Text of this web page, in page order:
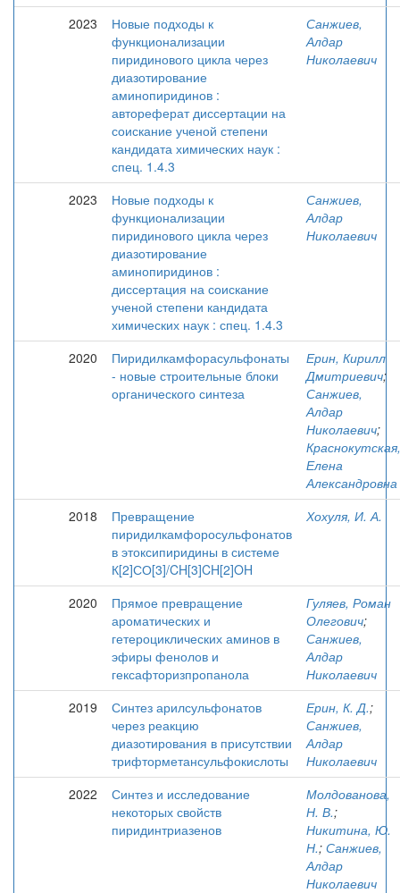
2023
Новые подходы к
функционализации
пиридинового цикла через
диазотирование
аминопиридинов :
автореферат диссертации на
соискание ученой степени
кандидата химических наук :
спец. 1.4.3
Санжиев,
Алдар
Николаевич
2023
Новые подходы к
функционализации
пиридинового цикла через
диазотирование
аминопиридинов :
диссертация на соискание
ученой степени кандидата
химических наук : спец. 1.4.3
Санжиев,
Алдар
Николаевич
2020
Пиридилкамфорасульфонаты
- новые строительные блоки
органического синтеза
Ерин, Кирилл
Дмитриевич;
Санжиев,
Алдар
Николаевич;
Краснокутская,
Елена
Александровна
2018
Превращение
пиридилкамфоросульфонатов
в этоксипиридины в системе
К[2]СО[3]/CH[3]CH[2]OH
Хохуля, И. А.
2020
Прямое превращение
ароматических и
гетероциклических аминов в
эфиры фенолов и
гексафторизпропанола
Гуляев, Роман
Олегович;
Санжиев,
Алдар
Николаевич
2019
Синтез арилсульфонатов
через реакцию
диазотирования в присутствии
трифторметансульфокислоты
Ерин, К. Д.;
Санжиев,
Алдар
Николаевич
2022
Синтез и исследование
некоторых свойств
пиридинтриазенов
Молдованова,
Н. В.;
Никитина, Ю.
Н.; Санжиев,
Алдар
Николаевич